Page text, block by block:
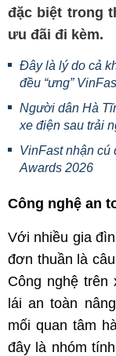
đặc biệt trong
ưu đãi đi kèm.
Đây là lý do cả
đều “ưng”
Người dân Hà
xe điện sau trải
VinFast nhận cú
Awards 2026
Công nghệ an
Với nhiều gia
đơn thuần là
Công nghệ
lái an toàn
mối quan tâm
đây là nhóm